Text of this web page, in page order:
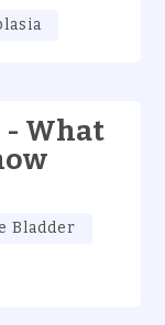
- What
Bladder